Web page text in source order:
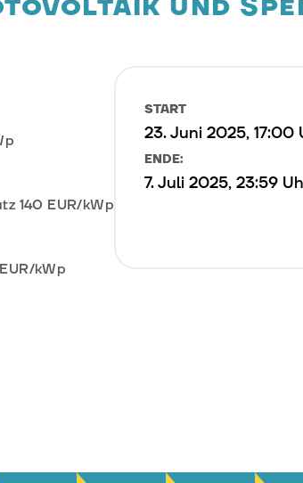
140 EUR/kWp
kWp
START
23. Juni 2025, 17:00
ENDE:
7. Juli 2025, 23:59